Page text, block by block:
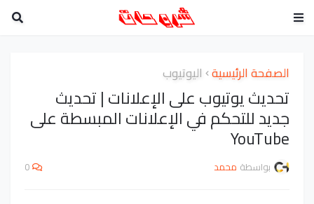
الصفحة الرئيسية اليوتيوب
تحديث يوتيوب على الإعلانات | تحديث
جديد للتحكم في الإعلانات المبسطة على
YouTube
بواسطة محمد 0